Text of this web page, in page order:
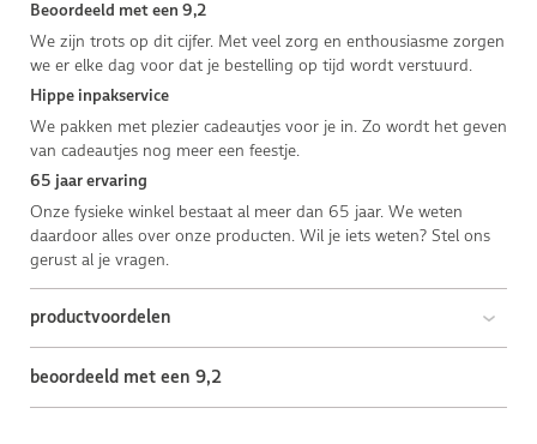
Beoordeeld met een 9,2
We zijn trots op dit cijfer. Met veel zorg en enthousiasme zorgen
we er elke dag voor dat je bestelling op tijd wordt verstuurd.
Hippe inpakservice
We pakken met plezier cadeautjes voor je in. Zo wordt het geven
van cadeautjes nog meer een feestje.
65 jaar ervaring
Onze fysieke winkel bestaat al meer dan 65 jaar. We weten
daardoor alles over onze producten. Wil je iets weten? Stel ons
gerust al je vragen.
productvoordelen
beoordeeld met een 9,2